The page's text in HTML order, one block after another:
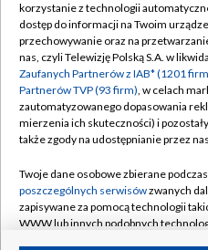
Abonament TVP
Emisja w TVP
Centrum informacji TVP
Naziemna Telewizja
Rada Programowa
System NOS
Informacje o nadawcy
Polityka
Moje
korzystanie z technologii
dostęp do informacji na Twoim
przechowywanie oraz na
nas, czyli Telewizję Polską S.A. w
Zaufanych Partnerów z IAB* (1201
Partnerów TVP (93 firm), w celach
zautomatyzowanego dopasowania
mierzenia ich skuteczności) i
także zgody na udostępnianie przez
Twoje dane osobowe zbierane
poszczególnych serwisówzwanych
zapisywane za pomocą technologii
WWW lub innych podobnych